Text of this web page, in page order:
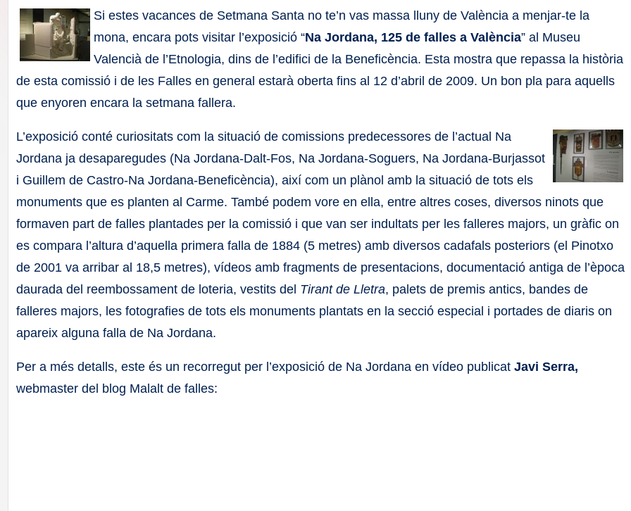
Si estes vacances de Setmana Santa no te’n vas massa lluny de València a menjar-te la
mona, encara pots visitar l’exposició “Na Jordana, 125 de falles a València” al Museu
Valencià de l’Etnologia, dins de l’edifici de la Beneficència. Esta mostra que repassa la història
de esta comissió i de les Falles en general estarà oberta fins al 12 d’abril de 2009. Un bon pla para aquells
que enyoren encara la setmana fallera.
L’exposició conté curiositats com la situació de comissions predecessores de l’actual Na
Jordana ja desaparegudes (Na Jordana-Dalt-Fos, Na Jordana-Soguers, Na Jordana-Burjassot
i Guillem de Castro-Na Jordana-Beneficència), així com un plànol amb la situació de tots els
monuments que es planten al Carme. També podem vore en ella, entre altres coses, diversos ninots que
formaven part de falles plantades per la comissió i que van ser indultats per les falleres majors, un gràfic on
es compara l’altura d’aquella primera falla de 1884 (5 metres) amb diversos cadafals posteriors (el Pinotxo
de 2001 va arribar al 18,5 metres), vídeos amb fragments de presentacions, documentació antiga de l’època
daurada del reembossament de loteria, vestits del Tirant de Lletra, palets de premis antics, bandes de
falleres majors, les fotografies de tots els monuments plantats en la secció especial i portades de diaris on
apareix alguna falla de Na Jordana.
Per a més detalls, este és un recorregut per l’exposició de Na Jordana en vídeo publicatJavi Serra,
webmaster del blog Malalt de falles: